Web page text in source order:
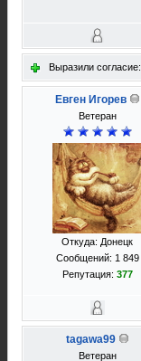
Выразили согласие:
Евген Игорев
Ветеран
Откуда: Донецк
Сообщений: 1 849
Репутация: 377
tagawa99
Ветеран